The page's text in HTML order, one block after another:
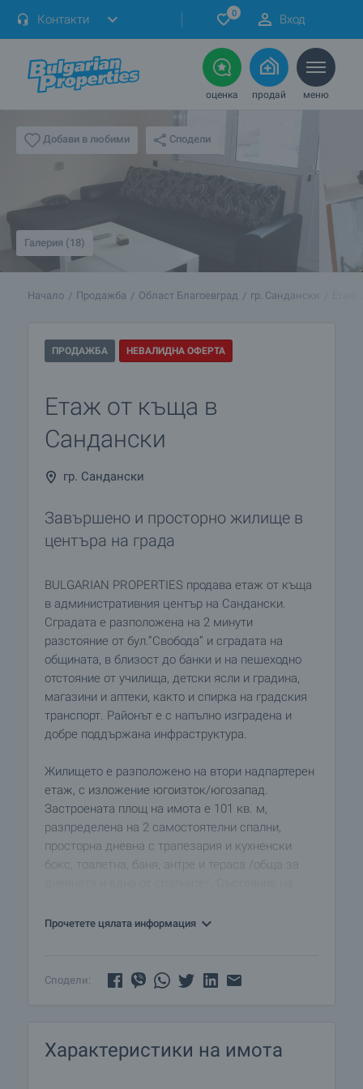
Контакти 0 Вход
оценка продай меню
Добави в любими Сподели
Галерия (18)
Начало Продажба Област Благоевград гр. Сандански
ПРОДАЖБА НЕВАЛИДНА ОФЕРТА
Етаж от къща в
Сандански
гр. Сандански
Завършено и просторно жилище в
центъра на града
BULGARIAN PROPERTIES продава етаж от къща
в административния център на Сандански.
Сградата е разположена на 2 минути
разстояние от бул.”Свобода” и сградата на
общината, в близост до банки и на пешеходно
отстояние от училища, детски ясли и градина,
магазини и аптеки, както и спирка на градския
транспорт. Районът е с напълно изградена и
добре поддържана инфраструктура.
Жилището е разположено на втори надпартерен
етаж, с изложение югоизток/югозапад.
Застроената площ на имота е 101 кв. м,
разпределена на 2 самостоятелни спални,
просторна дневна с трапезария и кухненски
бокс, тоалетна, баня, антре и тераса /обща за
теракота; дограма – алуминиева; врати –
Жилището е в много добро състояние и се
камина с водна риза /с радиатори във всяка
Прочетете цялата информация
Сподели:
Характеристики на имота